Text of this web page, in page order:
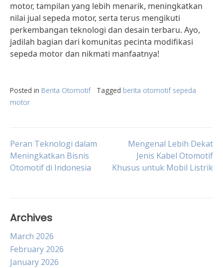
motor, tampilan yang lebih menarik, meningkatkan
nilai jual sepeda motor, serta terus mengikuti
perkembangan teknologi dan desain terbaru. Ayo,
jadilah bagian dari komunitas pecinta modifikasi
sepeda motor dan nikmati manfaatnya!
Posted in Berita Otomotif Tagged berita otomotif sepeda
motor
Post
navigation
Peran Teknologi dalam
Meningkatkan Bisnis
Otomotif di Indonesia
Mengenal Lebih Dekat
Jenis Kabel Otomotif
Khusus untuk Mobil Listrik
Archives
March 2026
February 2026
January 2026